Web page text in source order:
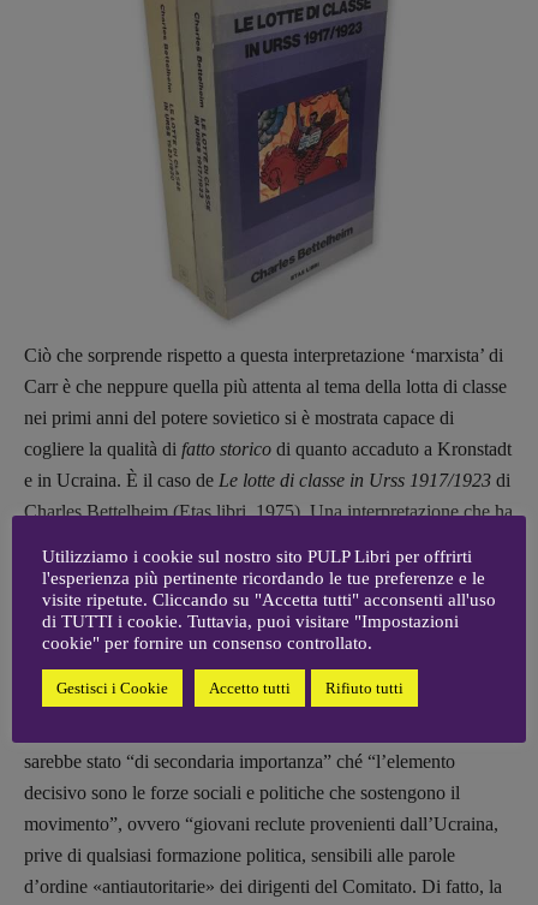
[michielin.elisabetta@gmail.com]
Coordinamento News in breve:
[anna.dare.comunicazione@gmail.com]
Coordinamento Fumetti:
Fabio Malagnini
[fabio.malagnini@gmail.
com]
Coordinamento Pulp for kids e social
[valentina.marcoli@gmail. com]
Ciò che sorprende rispetto a questa interpretazione ‘marxista’ di
Carr è che neppure quella più attenta al tema della lotta di classe
nei primi anni del potere sovietico si è mostrata capace di
cogliere la qualità di fatto storico di quanto accaduto a Kronstadt
e in Ucraina. È il caso de Le lotte di classe in Urss 1917/1923 di
Charles Bettelheim (Etas libri, 1975). Una interpretazione che ha
movimento delle contraddizioni, in primo luogo, per l’appunto,
della lotta di classe. Avrebbe dovuto scaturirne una visione
radicalmente nuova, scevra di dogmatismi e trionfalismi, della
rivoluzione russa e invece rieccoci all’ennesimo flop. Tra il ’17 e
il ’23 in Russia ci sarebbe stata una
solarivoluzione, quella
sarebbe stato “di secondaria importanza” ché “l’elemento
decisivo sono le forze sociali e politiche che sostengono il
movimento”, ovvero “giovani reclute provenienti dall’Ucraina,
prive di qualsiasi formazione politica, sensibili alle parole
d’ordine «antiautoritarie» dei dirigenti del Comitato. Di fatto, la
Utilizziamo i cookie sul nostro sito PULP Libri per offrirti
l'esperienza più pertinente ricordando le tue preferenze e le
visite ripetute. Cliccando su "Accetta tutti" acconsenti all'uso
di TUTTI i cookie. Tuttavia, puoi visitare "Impostazioni
cookie" per fornire un consenso controllato.
Gestisci i Cookie Accetto tutti Rifiuto tutti